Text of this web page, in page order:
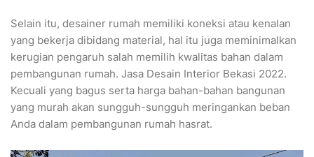
Selain itu, desainer rumah memiliki koneksi atau kenalan
yang bekerja dibidang material, hal itu juga meminimalkan
kerugian pengaruh salah memilih kwalitas bahan dalam
pembangunan rumah. Jasa Desain Interior Bekasi 2022.
Kecuali yang bagus serta harga bahan-bahan bangunan
yang murah akan sungguh-sungguh meringankan beban
Anda dalam pembangunan rumah hasrat.